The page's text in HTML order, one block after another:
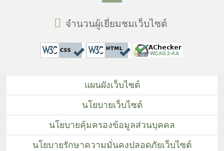
จำนวนผู้เยี่ยมชมเว็บไซต์
แผนผังเว็บไซต์
นโยบายเว็บไซต์
นโยบายคุ้มครองข้อมูลส่วนบุคคล
นโยบายรักษาความมั่นคงปลอดภัยเว็บไซต์